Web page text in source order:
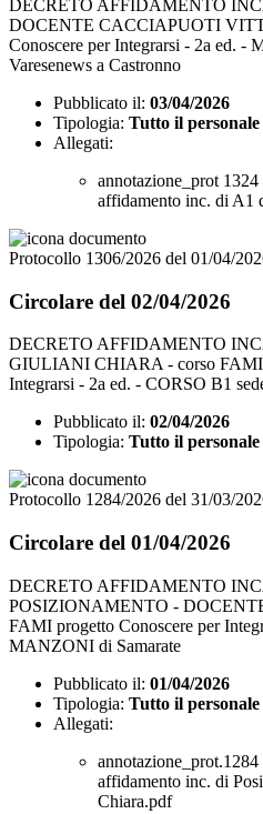
DECRETO AFFIDAMENTO
DOCENTE CACCIAPUOTI
Conoscere per Integrarsi - 2a ed. -
Varesenews a Castronno
Pubblicato il: 03/04/2026
Tipologia: Tutto il personale
Allegati:
annotazione_prot
affidamento inc. di A1
Protocollo 1306/2026 del 01/04/
Circolare del 02/04/2026
DECRETO AFFIDAMENTO
GIULIANI CHIARA - corso FAMI
Integrarsi - 2a ed. - CORSO B1
Pubblicato il: 02/04/2026
Tipologia: Tutto il personale
Protocollo 1284/2026 del 31/03/
Circolare del 01/04/2026
DECRETO AFFIDAMENTO
POSIZIONAMENTO -
FAMI progetto Conoscere per
MANZONI di Samarate
Pubblicato il: 01/04/2026
Tipologia: Tutto il personale
Allegati:
affidamento inc. di
Chiara.pdf